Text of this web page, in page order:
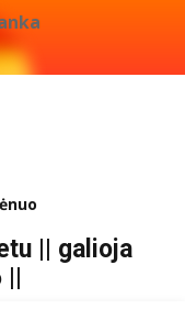
|| galioja